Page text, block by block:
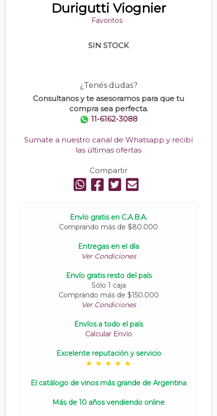
Durigutti Viognier
Favoritos
SIN STOCK
¿Tenés dudas?
Consultanos y te asesoramos para que tu
compra sea perfecta.
11-6162-3088
Sumate a nuestro canal de Whatsapp y recibí
las últimas ofertas
Compartir
Envío gratis en C.A.B.A.
Comprando más de $80.000
Entregas en el día
Ver Condiciones
Envío gratis resto del país
Sólo 1 caja
Comprando más de $150.000
Ver Condiciones
Envíos a todo el país
Calcular Envío
Excelente reputación y servicio
El catálogo de vinos más grande de Argentina
Más de 10 años vendiendo online